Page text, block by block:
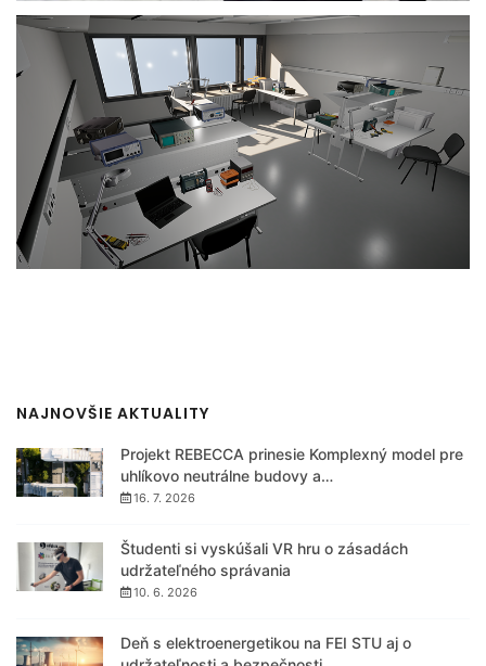
NAJNOVŠIE AKTUALITY
Projekt REBECCA prinesie Komplexný model pre
uhlíkovo neutrálne budovy a…
16. 7. 2026
Študenti si vyskúšali VR hru o zásadách
udržateľného správania
10. 6. 2026
Deň s elektroenergetikou na FEI STU aj o